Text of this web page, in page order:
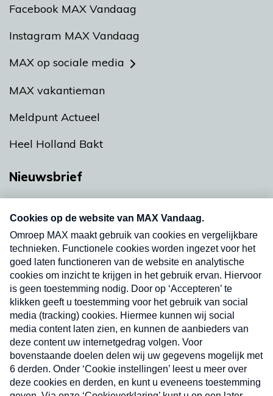
Facebook MAX Vandaag
Instagram MAX Vandaag
MAX op sociale media
MAX vakantieman
Meldpunt Actueel
Heel Holland Bakt
Nieuwsbrief
nieuwsbrief. Elke vrijdag- en dinsdagochtend in
uw mailbox.
Verzend
Nieuwsbrief